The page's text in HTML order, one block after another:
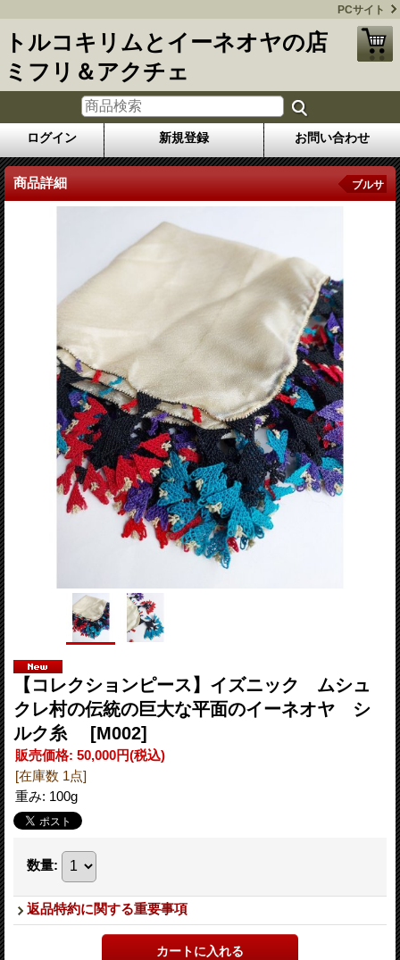
PCサイト
トルコキリムとイーネオヤの店
ミフリ＆アクチェ
ログイン 新規登録 お問い合わせ
商品詳細 ブルサ
【コレクションピース】イズニック ムシュ
クレ村の伝統の巨大な平面のイーネオヤ シ
ルク糸 [M002]
販売価格: 50,000円(税込)
[在庫数 1点]
重み: 100g
数量:
返品特約に関する重要事項